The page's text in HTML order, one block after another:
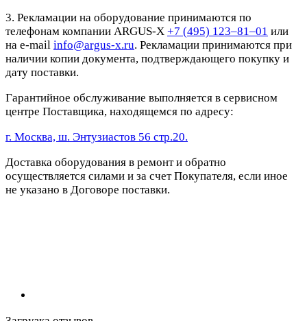
3. Рекламации на оборудование принимаются по
телефонам компании ARGUS-X +7 (495) 123–81–01 или
на e-mail info@argus-x.ru. Рекламации принимаются при
наличии копии документа, подтверждающего покупку и
дату поставки.
Гарантийное обслуживание выполняется в сервисном
центре Поставщика, находящемся по адресу:
г. Москва, ш. Энтузиастов 56 стр.20.
Доставка оборудования в ремонт и обратно
осуществляется силами и за счет Покупателя, если иное
не указано в Договоре поставки.